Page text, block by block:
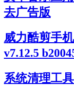
去广告版
威力酷剪手
v7.12.5
系统清理工